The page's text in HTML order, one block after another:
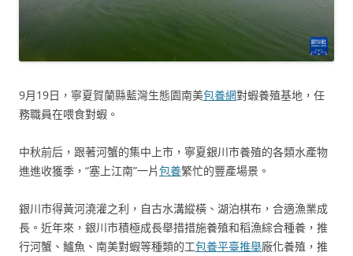
9月19日，寧夏賀蘭縣藍灣生態園南美包養網對蝦養殖基地，任
務職員在喂食對蝦。
中秋前后，跟著河蟹的集中上市，寧夏銀川市養殖的各類水產物
進進收獲季，“塞上江南”一片包養繁忙的豐產場景。
銀川市得黃河澆灌之利，自古水溝縱橫、湖泊棋布，合適漁業成
長。近年來，銀川市積極成長舉措措施養殖和稻漁綜合種養，推
行河蟹、鱸魚、南美對蝦等種類的工包養平臺推舉廠化養殖，推